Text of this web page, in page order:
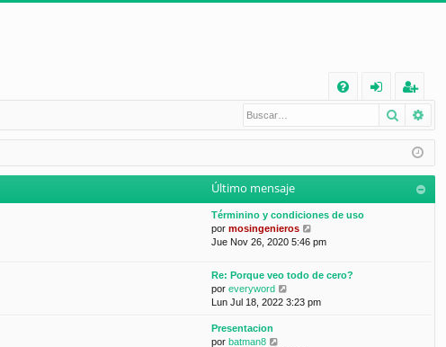
Q
nt
ifi
eg
ist
ra
Buscar
Último mensaje
Términino y condiciones de uso
por mosingenieros
e
l
i
Jue Nov 26, 2020 5:46 pm
Re: Porque veo todo de cero?
por everyword
e
Lun Jul 18, 2022 3:23 pm
Presentacion
por batman8